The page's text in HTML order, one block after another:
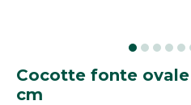
Cocotte fonte
cm